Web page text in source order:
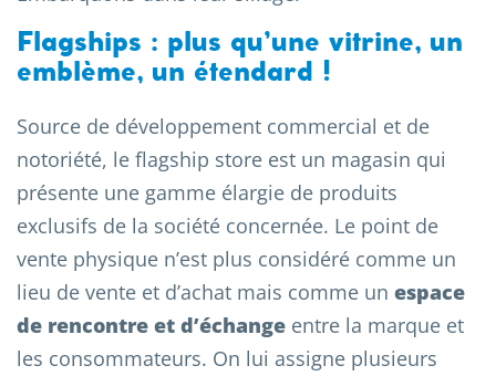
Flagships : plus qu’une vitrine, un
emblème, un étendard !
Source de développement commercial et de
notoriété, le flagship store est un magasin qui
présente une gamme élargie de produits
exclusifs de la société concernée. Le point de
vente physique n’est plus considéré comme un
lieu de vente et d’achat mais comme un espace
de rencontre et d’échange entre la marque et
les consommateurs. On lui assigne plusieurs